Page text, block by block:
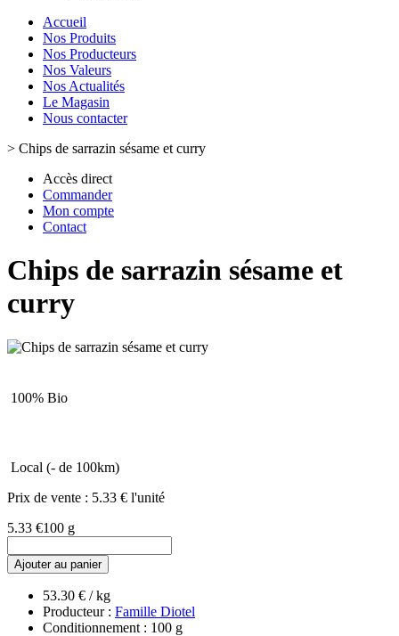
Accueil
Nos Produits
Nos Producteurs
Nos Valeurs
Nos Actualités
Le Magasin
Nous contacter
> Chips de sarrazin sésame et curry
Accès direct
Commander
Mon compte
Contact
Chips de sarrazin sésame et
curry
100% Bio
Local (- de 100km)
Prix de vente : 5.33 € l'unité
5.33 €100 g
Ajouter au panier
53.30 € / kg
Producteur : Famille Diotel
Conditionnement : 100 g